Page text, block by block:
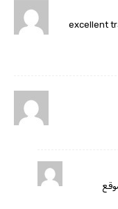
.excellent